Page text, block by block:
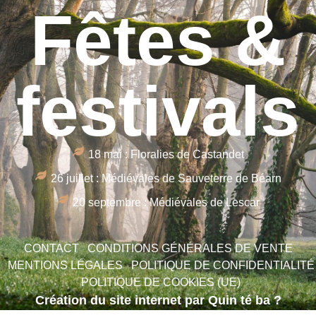
Fêtes &
festivals
18 mai : Floralies de Castandet
26 juillet : Médiévales de Sauveterre de Béarn
20 septembre : Médiévales de Lescar
CONTACT
CONDITIONS GÉNÉRALES DE VENTE
MENTIONS LÉGALES
POLITIQUE DE CONFIDENTIALITÉ
POLITIQUE DE COOKIES (UE)
Création du site internet par Quin té ba ?